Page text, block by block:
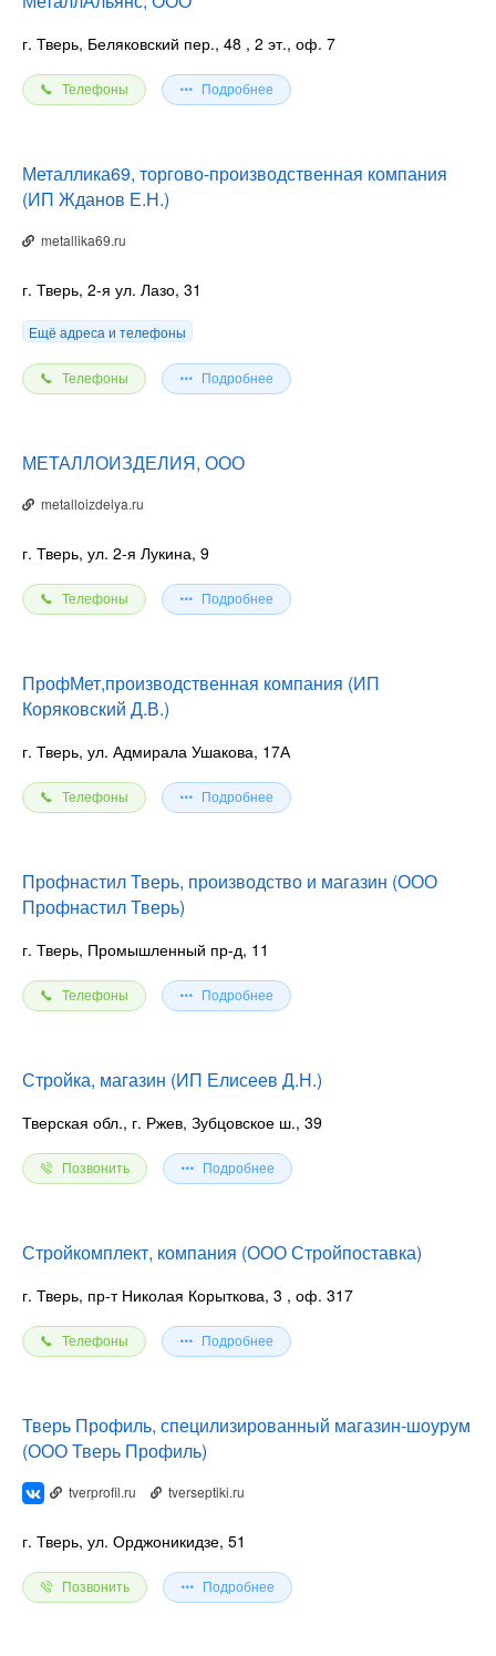
г. Тверь, Беляковский пер., 48 , 2 эт., оф. 7
Телефоны Подробнее
Металлика69, торгово-производственная компания
(ИП Жданов Е.Н.)
metallika69.ru
г. Тверь, 2-я ул. Лазо, 31
Ещё адреса и телефоны
Телефоны Подробнее
МЕТАЛЛОИЗДЕЛИЯ, ООО
metalloizdelya.ru
г. Тверь, ул. 2-я Лукина, 9
Телефоны Подробнее
ПрофМет,производственная компания (ИП
Коряковский Д.В.)
г. Тверь, ул. Адмирала Ушакова, 17А
Телефоны Подробнее
Профнастил Тверь, производство и магазин (ООО
Профнастил Тверь)
г. Тверь, Промышленный пр-д, 11
Телефоны Подробнее
Стройка, магазин (ИП Елисеев Д.Н.)
Тверская обл., г. Ржев, Зубцовское ш., 39
Позвонить Подробнее
Стройкомплект, компания (ООО Стройпоставка)
г. Тверь, пр-т Николая Корыткова, 3 , оф. 317
Телефоны Подробнее
Тверь Профиль, специлизированный магазин-шоурум
(ООО Тверь Профиль)
tverprofil.ru tverseptiki.ru
г. Тверь, ул. Орджоникидзе, 51
Позвонить Подробнее